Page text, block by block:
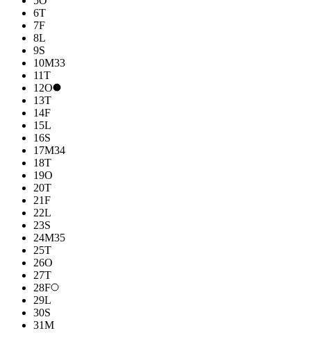
6T
7F
8L
9S
10M33
11T
12O
13T
14F
15L
16S
17M34
18T
19O
20T
21F
22L
23S
24M35
25T
26O
27T
28F
29L
30S
31M